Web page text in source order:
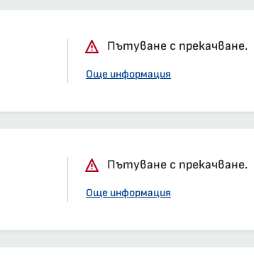
със задължителна резервация
2-ра класа, купе
1-ва класа, купе,
Пътуване с прекачване.
Още информация
със задължителна резервация
2-ра класа, салон
1-ва класа, салон,
Пътуване с прекачване.
Още информация